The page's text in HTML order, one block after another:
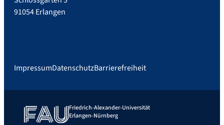
91054 Erlangen
ImpressumDatenschutzBarrierefreiheit
Friedrich-Alexander-Universität
Erlangen-Nürnberg